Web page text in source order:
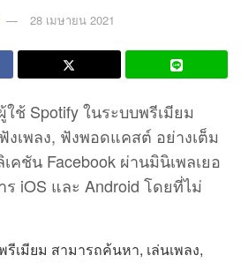
28 เมษายน 2021
ช้ Spotify ในระบบพรีเมียม
งเพลง, ฟังพอดแคสต์ อย่างเต็ม
คชัน Facebook ผ่านมินิเพลเยอ
iOS และ Android โดยที่ไม่